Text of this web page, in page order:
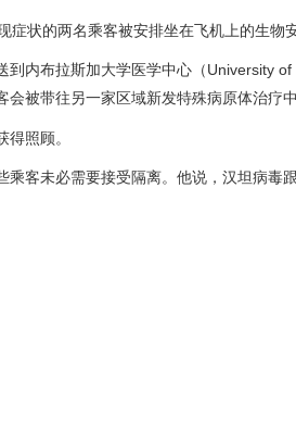
状的两名乘客被安排坐在飞机上的生物
内布拉斯加大学医学中心（University
被带往另一家区域新发特殊病原体治疗中
照顾。
客未必需要接受隔离。他说，汉坦病毒